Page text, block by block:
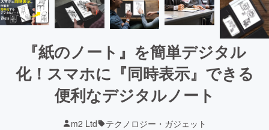
『紙のノート』を簡単デジタル
化！スマホに『同時表示』できる
便利なデジタルノート
m2 Ltd テクノロジー・ガジェット